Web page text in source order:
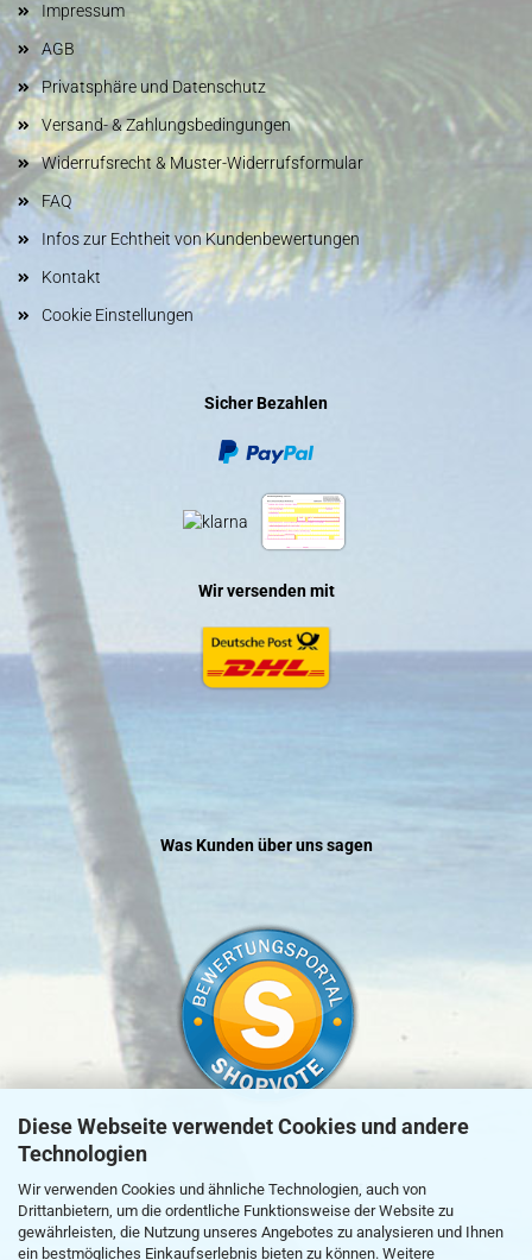
Diese Webseite verwendet Cookies und andere
Technologien
Wir verwenden Cookies und ähnliche Technologien, auch von
Drittanbietern, um die ordentliche Funktionsweise der Website zu
gewährleisten, die Nutzung unseres Angebotes zu analysieren und Ihnen
ein bestmögliches Einkaufserlebnis bieten zu können. Weitere
Impressum
AGB
Privatsphäre und Datenschutz
Versand- & Zahlungsbedingungen
Widerrufsrecht & Muster-Widerrufsformular
FAQ
Infos zur Echtheit von Kundenbewertungen
Kontakt
Cookie Einstellungen
Sicher Bezahlen
Wir versenden mit
Was Kunden über uns sagen
»zur Echtheit von Kundenbewertungen